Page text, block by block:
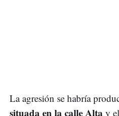
La agresión se habría
situada en la calle Alta y